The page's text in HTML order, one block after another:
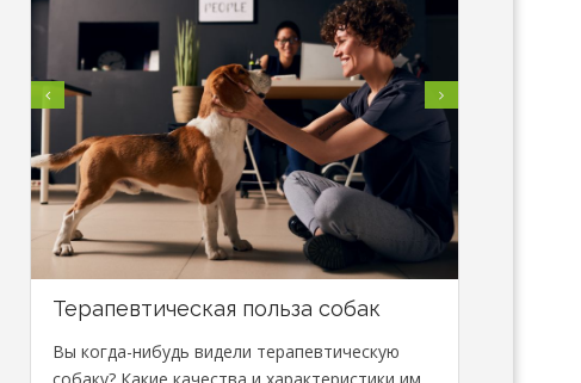
Терапевтическая польза собак
Вы когда-нибудь видели терапевтическую